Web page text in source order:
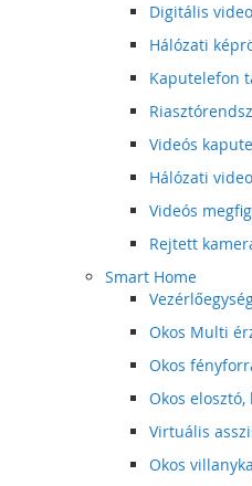
Digitális
Hálózati
Kaputelefon
Videós
Hálózati
Videós
Rejtett
Smart Home
Okos Multi
Okos
Okos
Virtuális
Okos